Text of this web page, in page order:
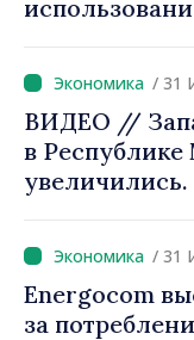
можем
цен»
/ 31
ВИДЕО //
в
меры дают
/ 31
Energocom
за